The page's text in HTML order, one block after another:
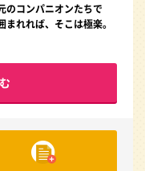
のコンパニオンたちで
れれば、そこは極楽。